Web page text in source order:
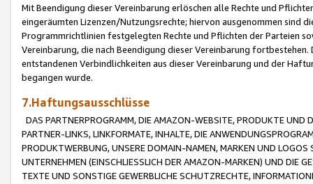
Mit Beendigung dieser Vereinbarung erlöschen alle Rechte und
eingeräumten Lizenzen/Nutzungsrechte; hiervon ausgenommen sind
Programmrichtlinien festgelegten Rechte und Pflichten der Parteien
Vereinbarung, die nach Beendigung dieser Vereinbarung
entstandenen Verbindlichkeiten aus dieser Vereinbarung und der
begangen wurde.
7.Haftungsausschlüsse
DAS PARTNERPROGRAMM, DIE AMAZON-WEBSITE, PRODUKTE UND
PARTNER-LINKS, LINKFORMATE, INHALTE, DIE
PRODUKTWERBUNG, UNSERE DOMAIN-NAMEN, MARKEN UND
UNTERNEHMEN (EINSCHLIESSLICH DER AMAZON-MARKEN) UND DIE
TEXTE UND SONSTIGE GEWERBLICHE SCHUTZRECHTE,